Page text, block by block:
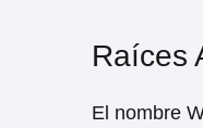
Raíces
El nombre